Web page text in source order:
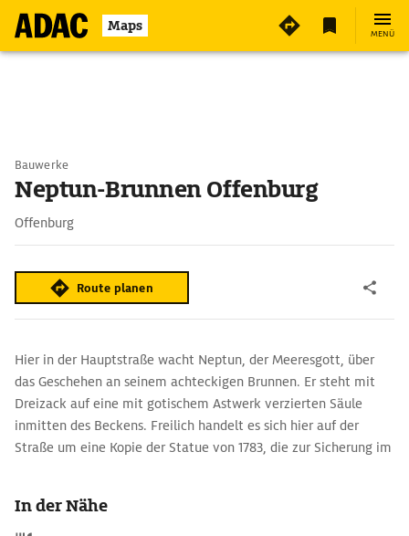
Maps MENÜ
Bauwerke
Neptun-Brunnen Offenburg
Offenburg
Route planen
Hier in der Hauptstraße wacht Neptun, der Meeresgott, über
das Geschehen an seinem achteckigen Brunnen. Er steht mit
Dreizack auf eine mit gotischem Astwerk verzierten Säule
inmitten des Beckens. Freilich handelt es sich hier auf der
Straße um eine Kopie der Statue von 1783, die zur Sicherung im
In der Nähe